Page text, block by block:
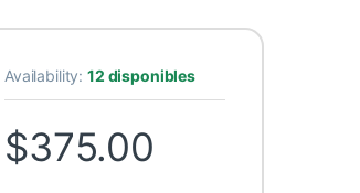
Availability:12 disponibles
$375.00